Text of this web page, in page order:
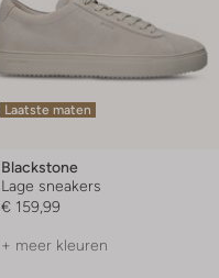
Laatste maten
Blackstone
Lage sneakers
€ 159,99
+ meer kleuren